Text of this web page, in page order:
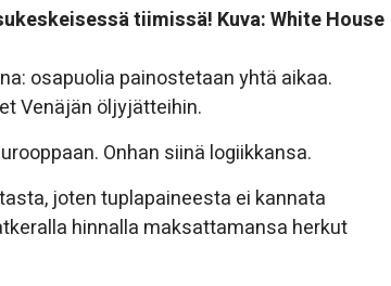
tiimissä! Kuva: White House
osapuolia painostetaan yhtä aikaa.
Venäjän öljyjätteihin.
Onhan siinä logiikkansa.
joten tuplapaineesta ei kannata
hinnalla maksattamansa herkut